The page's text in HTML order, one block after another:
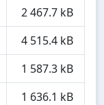
2 467.7 kB
4 515.4 kB
1 587.3 kB
1 636.1 kB